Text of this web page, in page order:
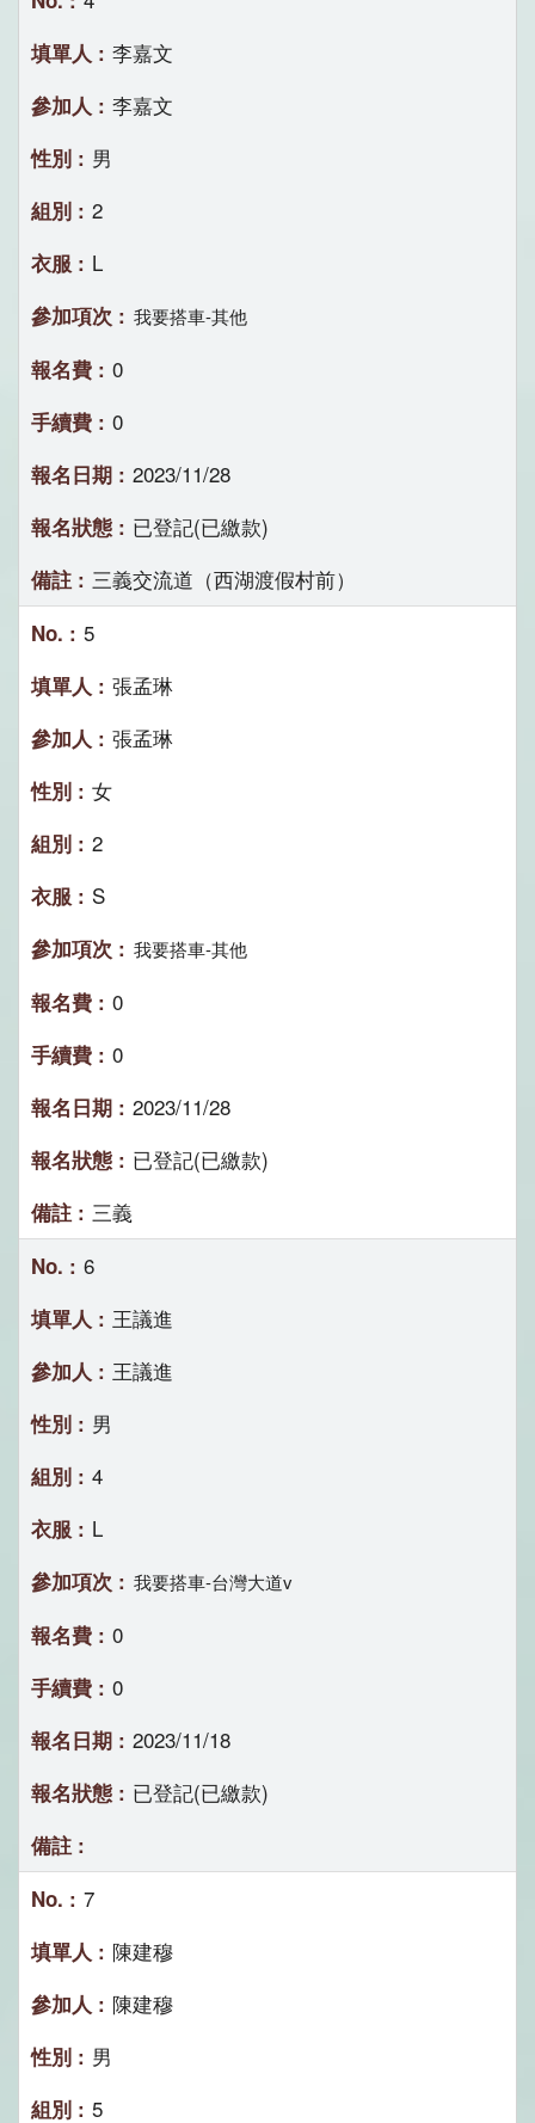
李嘉文
李嘉文
男
2
L
我要搭車-其他
0
0
2023/11/28
已登記(已繳款)
三義交流道（西湖渡假村前）
5
張孟琳
張孟琳
女
2
S
我要搭車-其他
0
0
2023/11/28
已登記(已繳款)
三義
6
王議進
王議進
男
4
L
我要搭車-台灣大道v
0
0
2023/11/18
已登記(已繳款)
7
陳建穆
陳建穆
男
5